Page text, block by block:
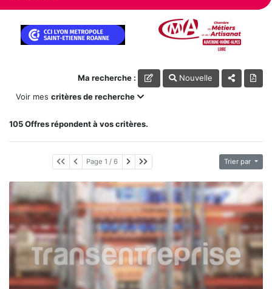
Ma recherche :
Nouvelle
Voir mes critères de recherche
105 Offres répondent à vos critères.
Page 1 / 6 Page suivante
Dernière page Trier par